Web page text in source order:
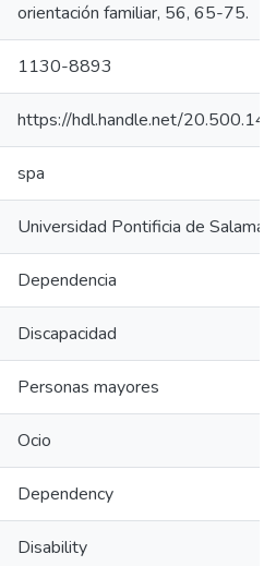
orientación familiar, 56, 65-75.
1130-8893
https://hdl.handle.net/
spa
Universidad Pontificia de
Dependencia
Discapacidad
Personas mayores
Ocio
Dependency
Disability